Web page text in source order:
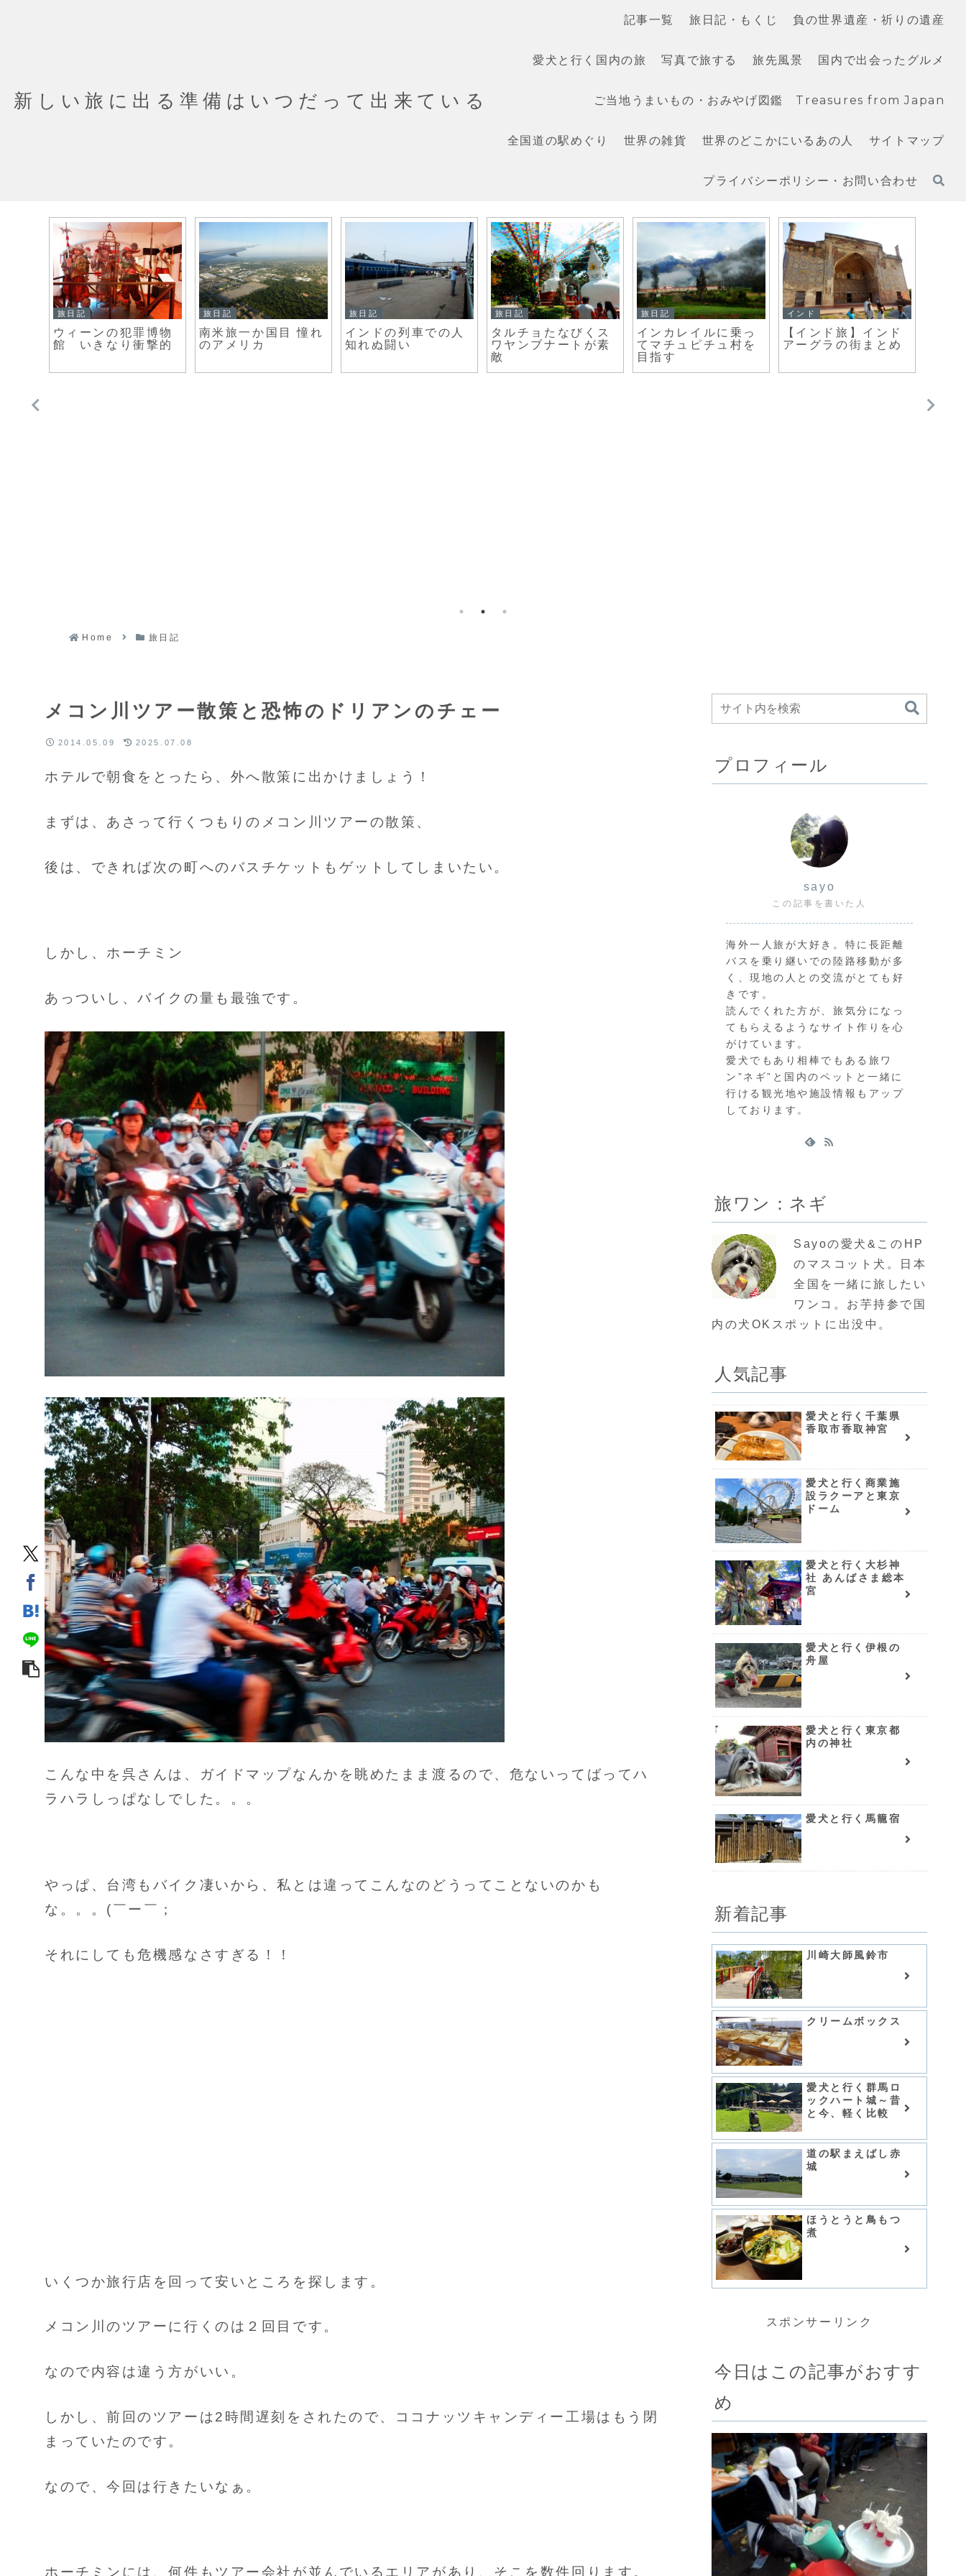
新しい旅に出る準備はいつだって出来ている
記事一覧 旅日記・もくじ 負の世界遺産・祈りの遺産
愛犬と行く国内の旅 写真で旅する 旅先風景 国内で出会ったグルメ
ご当地うまいもの・おみやげ図鑑 Treasures from Japan
全国道の駅めぐり 世界の雑貨 世界のどこかにいるあの人 サイトマップ
プライバシーポリシー・お問い合わせ
旅日記
ウィーンの犯罪博物
館 いきなり衝撃的
旅日記
南米旅一か国目 憧れ
のアメリカ
旅日記
インドの列車での人
知れぬ闘い
旅日記
タルチョたなびくス
ワヤンブナートが素
敵
旅日記
インカレイルに乗っ
てマチュピチュ村を
目指す
インド
【インド旅】インド
アーグラの街まとめ
Home 旅日記
メコン川ツアー散策と恐怖のドリアンのチェー
2014.05.09 2025.07.08
ホテルで朝食をとったら、外へ散策に出かけましょう！
まずは、あさって行くつもりのメコン川ツアーの散策、
後は、できれば次の町へのバスチケットもゲットしてしまいたい。
しかし、ホーチミン
あっついし、バイクの量も最強です。
こんな中を呉さんは、ガイドマップなんかを眺めたまま渡るので、危ないってばってハ
ラハラしっぱなしでした。。。
やっぱ、台湾もバイク凄いから、私とは違ってこんなのどうってことないのかも
な。。。(￣ー￣；
それにしても危機感なさすぎる！！
いくつか旅行店を回って安いところを探します。
メコン川のツアーに行くのは２回目です。
なので内容は違う方がいい。
しかし、前回のツアーは2時間遅刻をされたので、ココナッツキャンディー工場はもう閉
まっていたのです。
なので、今回は行きたいなぁ。
ホーチミンには、何件もツアー会社が並んでいるエリアがあり、そこを数件回ります。
プロフィール
sayo
この記事を書いた人
海外一人旅が大好き。特に長距離
バスを乗り継いでの陸路移動が多
く、現地の人との交流がとても好
きです。
読んでくれた方が、旅気分になっ
てもらえるようなサイト作りを心
がけています。
愛犬でもあり相棒でもある旅ワ
ン”ネギ”と国内のペットと一緒に
行ける観光地や施設情報もアップ
しております。
旅ワン：ネギ
Sayoの愛犬&このHP
のマスコット犬。日本
全国を一緒に旅したい
ワンコ。お芋持参で国
内の犬OKスポットに出没中。
人気記事
愛犬と行く千葉県
香取市香取神宮
愛犬と行く商業施
設ラクーアと東京
ドーム
愛犬と行く大杉神
社 あんばさま総本
宮
愛犬と行く伊根の
舟屋
愛犬と行く東京都
内の神社
愛犬と行く馬籠宿
新着記事
川崎大師風鈴市
クリームボックス
愛犬と行く群馬ロ
ックハート城～昔
と今、軽く比較
道の駅まえばし赤
城
ほうとうと鳥もつ
煮
スポンサーリンク
今日はこの記事がおすす
め